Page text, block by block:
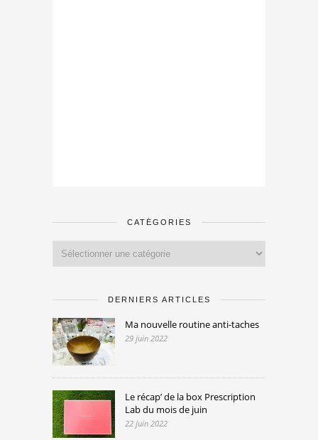
CATÉGORIES
DERNIERS ARTICLES
Ma nouvelle routine anti-taches
29 juin 2022
Le récap’ de la box Prescription
Lab du mois de juin
22 juin 2022